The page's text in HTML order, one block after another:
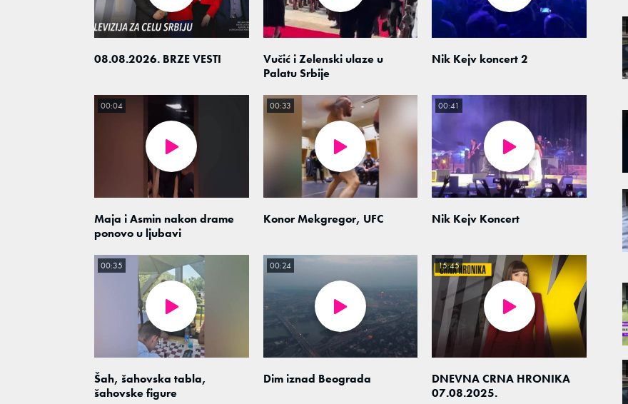
08.08.2026. BRZE VESTI
Vučić i Zelenski ulaze u
Palatu Srbije
Nik Kejv koncert 2
Maja i Asmin nakon drame
ponovo u ljubavi
00:04
Konor Mekgregor, UFC
00:33
Nik Kejv Koncert
00:41
Šah, šahovska tabla,
šahovske figure
00:35
Dim iznad Beograda
00:24
DNEVNA CRNA HRONIKA
07.08.2025.
15:45